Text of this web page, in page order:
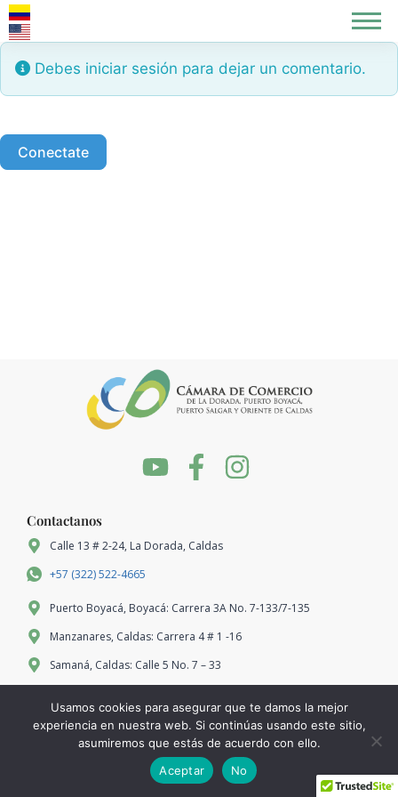
Debes iniciar sesión para dejar un comentario.
Conectate
Contactanos
Calle 13 # 2-24, La Dorada, Caldas
+57 (322) 522-4665
Puerto Boyacá, Boyacá: Carrera 3A No. 7-133/7-135
Manzanares, Caldas: Carrera 4 # 1 -16
Samaná, Caldas: Calle 5 No. 7 – 33
Pensilvania, Caldas: Carrera 7 No. 5-21
2025 ©Cámara de comercio La Dorada . Todos los derechos reservados
Usamos cookies para asegurar que te damos la mejor
experiencia en nuestra web. Si continúas usando este sitio,
asumiremos que estás de acuerdo con ello.
Aceptar
No